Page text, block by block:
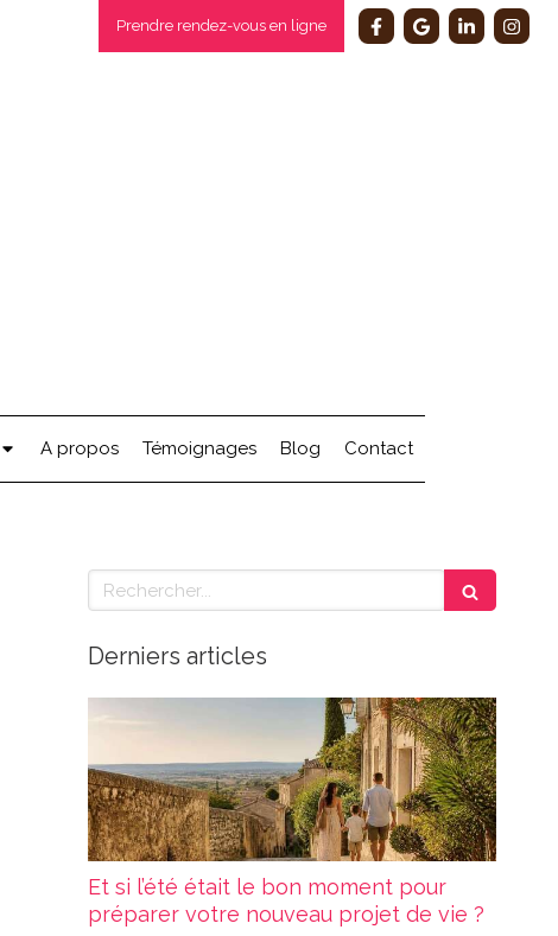
Prendre rendez-vous en ligne
A propos Témoignages Blog Contact
Rechercher
Derniers articles
Et si l’été était le bon moment pour
préparer votre nouveau projet de vie ?